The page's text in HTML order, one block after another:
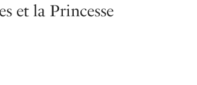
et la Princesse